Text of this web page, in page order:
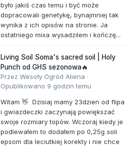
było jakiś czas temu i być może
dopracowali genetykę, bynajmniej tak
wynika z ich opisów na stronie. Ja
ostatniego mixa wysadzilem i kończę...
Living Soil Soma's sacred soil | Holy
Punch od GHS sezonowa🔥
Przez Wesoły Ogród Aliena ·
Opublikowano 9 godzin temu
Witam 👋 Dzisiaj mamy 23dzien od flipa
i gwiazdeczki zaczynają powiększać
swoje rozmiary topów. Wczoraj kiedy je
podlewałem to dodałem po 0,25g soli
epsom dla leciutkiej korekty i nie chce